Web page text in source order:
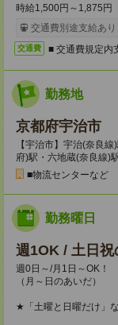
時給1,500円～1,875円
交通費別途支給あり
交通費 ■ 交通費規定内
勤務地
京都府宇治市
【宇治市】宇治(奈良
府)駅・六地蔵(奈良線)
■物流センターなど
勤務曜日
週1OK / 土日祝
週0日～/月1日～OK！
（月～日のあいだ）
★「土曜と日曜だけ」